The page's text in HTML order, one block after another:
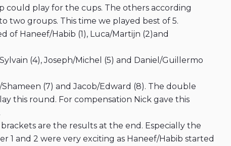
could play for the cups. The others according
two groups. This time we played best of 5.
of Haneef/Habib (1), Luca/Martijn (2)and
(4), Joseph/Michel (5) and Daniel/Guillermo
(7) and Jacob/Edward (8). The double
this round. For compensation Nick gave this
are the results at the end. Especially the
1 and 2 were very exciting as Haneef/Habib started